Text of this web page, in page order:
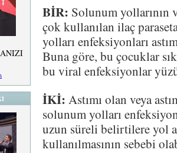
BİR: Solunum yollarının
çok kullanılan ilaç
yolları enfeksiyonları
Buna göre, bu çocuklar
bu viral enfeksiyonlar
İKİ: Astımı olan veya
solunum yolları
uzun süreli belirtilere yol
kullanılmasının sebebi